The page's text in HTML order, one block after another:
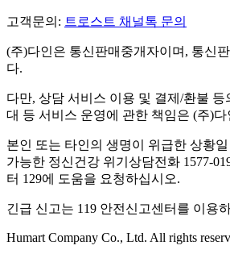
고객문의: 트로스트 채널톡 문의
(주)다인은 통신판매중개자이며, 통신
다.
다만, 상담 서비스 이용 및 결제/환불 등
대 등 서비스 운영에 관한 책임은 (주)
본인 또는 타인의 생명이 위급한 상황
가능한 정신건강 위기상담전화 1577-
터 129에 도움을 요청하십시오.
긴급 신고는 119 안전신고센터를 이용
Humart Company Co., Ltd. All rights